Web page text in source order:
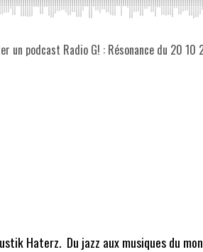
un podcast Radio G! : Résonance du 20 10
Haterz. Du jazz aux musiques du